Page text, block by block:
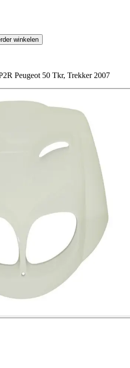
winkelen
Peugeot 50 Tkr, Trekker 2007